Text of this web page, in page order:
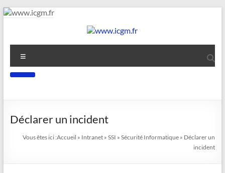
Déclarer un incident
Vous êtes ici :Accueil » Intranet »SSI »Sécurité Informatique » Déclarer un
incident